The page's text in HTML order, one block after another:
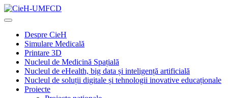
Despre CieH
Simulare Medicală
Printare 3D
Nucleul de Medicină Spațială
Nucleul de eHealth, big data și inteligență artificială
Nucleul de soluții digitale și tehnologii inovative educaționale
Proiecte